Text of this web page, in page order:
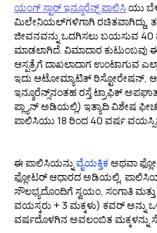
ಯಂಗ್‌ ಸ್ಟಾರ್ ಇನ್ಶೂರೆನ್ಸ್ ಪಾಲಿಸಿಯು
ಮಿಲೇನಿಯಲ್‌ಗಳಿಗಾಗಿ ರಚಿತವಾಗಿದ್ದು,
ಜೀವನವನ್ನು ಒದಗಿಸಲು ಬಯಸುವ
ಮಾಡಲಾಗಿದೆ. ವಿಮಾದಾರ ಕುಟುಂಬವು ಈ
ಆಸ್ಪತ್ರೆಗೆ ದಾಖಲಾದಾಗ ಉಂಟಾಗುವ
ಇದು ಆಟೋಮ್ಯಾಟಿಕ್ ರಿಸ್ಟೋರೇಷನ್,
ಇನ್ಶೂರೆನ್ಸ್‌ನಂತಹ ರಸ್ತೆ ಟ್ರಾಫಿಕ್
ಪ್ಲ್ಯಾನ್ ಅಡಿಯಲ್ಲಿ) ಇತ್ಯಾದಿ ವಿಶೇಷ
ಪಾಲಿಸಿಯು 18 ರಿಂದ 40 ವರ್ಷ
ಈ ಪಾಲಿಸಿಯನ್ನುವೈಯಕ್ತಿಕಅಥವಾ
ಫ್ಲೋಟರ್ ಆಧಾರದ ಅಡಿಯಲ್ಲಿ,
ಸೌಲಭ್ಯದೊಂದಿಗೆ ಸ್ವಯಂ, ಸಂಗಾತಿ
ವಯಸ್ಕರು + 3 ಮಕ್ಕಳು) ಕವರ್ ಅನ್ನು
ವರ್ಷದೊಳಗಿನ ಅವಲಂಬಿತ ಮಕ್ಕಳನ್ನು